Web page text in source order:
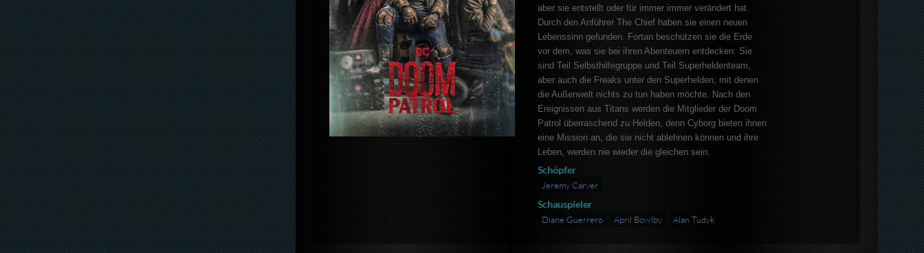
aber sie entstellt oder für immer immer verändert hat.
Durch den Anführer The Chief haben sie einen neuen
Lebenssinn gefunden. Fortan beschützen sie die Erde
vor dem, was sie bei ihren Abenteuern entdecken. Sie
sind Teil Selbsthilfegruppe und Teil Superheldenteam,
aber auch die Freaks unter den Superhelden, mit denen
die Außenwelt nichts zu tun haben möchte. Nach den
Ereignissen aus Titans werden die Mitglieder der Doom
Patrol überraschend zu Helden, denn Cyborg bieten ihnen
eine Mission an, die sie nicht ablehnen können und ihre
Leben, werden nie wieder die gleichen sein.
Schöpfer
Jeremy Carver
Schauspieler
Diane Guerrero April Bowlby Alan Tudyk